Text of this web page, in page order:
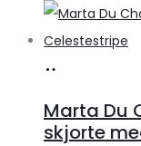
Marta Du
skjorte